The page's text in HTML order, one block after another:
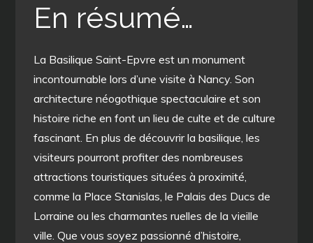
En résumé…
La Basilique Saint-Epvre est un monument
incontournable lors d’une visite à Nancy. Son
architecture néogothique spectaculaire et son
histoire riche en font un lieu de culte et de culture
fascinant. En plus de découvrir la basilique, les
visiteurs pourront profiter des nombreuses
attractions touristiques situées à proximité,
comme la Place Stanislas, le Palais des Ducs de
Lorraine ou les charmantes ruelles de la vieille
ville. Que vous soyez passionné d’histoire,